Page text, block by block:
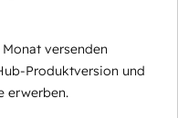
versenden
Produktversion und
erwerben.